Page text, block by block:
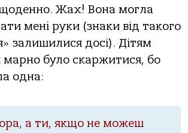
щоденно. Жах! Вона могла
мені руки (знаки від такого
залишилися досі). Дітям
марно було скаржитися, бо
одна:
а ти, якщо не можеш